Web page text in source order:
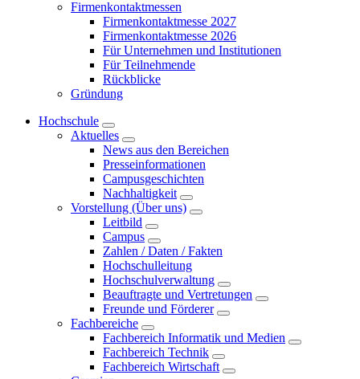
Firmenkontaktmessen
Firmenkontaktmesse 2027
Firmenkontaktmesse 2026
Für Unternehmen und Institutionen
Für Teilnehmende
Rückblicke
Gründung
Hochschule
Aktuelles
News aus den Bereichen
Presseinformationen
Campusgeschichten
Nachhaltigkeit
Vorstellung (Über uns)
Leitbild
Campus
Zahlen / Daten / Fakten
Hochschulleitung
Hochschulverwaltung
Beauftragte und Vertretungen
Freunde und Förderer
Fachbereiche
Fachbereich Informatik und Medien
Fachbereich Technik
Fachbereich Wirtschaft